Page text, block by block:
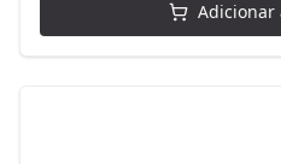
Adicionar